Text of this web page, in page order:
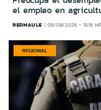
el empleo en
REDMAULE 06/08/2026 - 19:18
REGIONAL